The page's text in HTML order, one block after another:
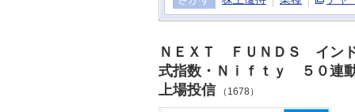
ＮＥＸＴ ＦＵＮＤＳ イン
式指数・Ｎｉｆｔｙ ５０連
上場投信 （1678）